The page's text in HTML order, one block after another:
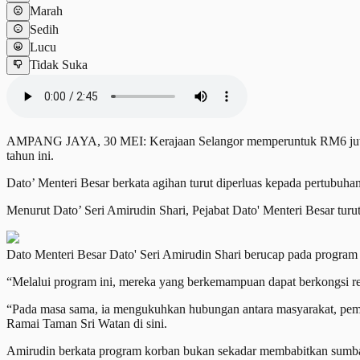
Marah
Sedih
Lucu
Tidak Suka
AMPANG JAYA, 30 MEI: Kerajaan Selangor memperuntuk RM6
tahun ini.
Dato’ Menteri Besar berkata agihan turut diperluas kepada
Menurut Dato’ Seri Amirudin Shari, Pejabat Dato' Menteri Besar
Dato Menteri Besar Dato' Seri Amirudin Shari berucap pada
“Melalui program ini, mereka yang berkemampuan dapat berkongsi
“Pada masa sama, ia mengukuhkan hubungan antara masyarakat,
Ramai Taman Sri Watan di sini.
Amirudin berkata program korban bukan sekadar membabitkan